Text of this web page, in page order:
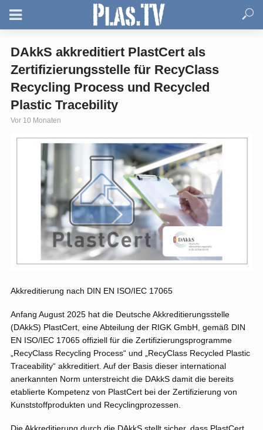
DAkkS akkreditiert PlastCert als
Zertifizierungsstelle für RecyClass
Recycling Process und Recycled
Plastic Tracebility
Vor 10 Monaten
Akkreditierung nach DIN EN ISO/IEC 17065
Anfang August 2025 hat die Deutsche Akkreditierungsstelle
(DAkkS) PlastCert, eine Abteilung der RIGK GmbH, gemäß DIN
EN ISO/IEC 17065 offiziell für die Zertifizierungsprogramme
„RecyClass Recycling Process“ und „RecyClass Recycled Plastic
Traceability“ akkreditiert. Auf der Basis dieser international
anerkannten Norm unterstreicht die DAkkS damit die bereits
etablierte Kompetenz von PlastCert bei der Zertifizierung von
Kunststoffprodukten und Recyclingprozessen.